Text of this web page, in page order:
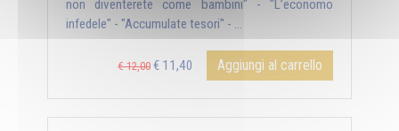
non diventerete come bambini" - "L’economo
infedele" - "Accumulate tesori" - ...
€ 12,00 € 11,40 Aggiungi al carrello